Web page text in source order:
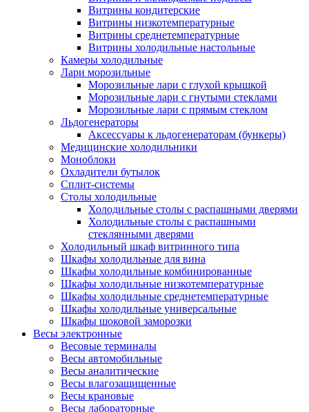
Витрины кондитерские
Витрины низкотемпературные
Витрины среднетемпературные
Витрины холодильные настольные
Камеры холодильные
Лари морозильные
Морозильные лари с глухой крышкой
Морозильные лари с гнутыми стеклами
Морозильные лари с прямым стеклом
Льдогенераторы
Аксессуары к льдогенераторам (бункеры)
Медицинские холодильники
Моноблоки
Охладители бутылок
Сплит-системы
Столы холодильные
Холодильные столы с распашными дверями
Холодильные столы с распашными
стеклянными дверями
Холодильный шкаф витринного типа
Шкафы холодильные для вина
Шкафы холодильные комбинированные
Шкафы холодильные низкотемпературные
Шкафы холодильные среднетемпературные
Шкафы холодильные универсальные
Шкафы шоковой заморозки
Весы электронные
Весовые терминалы
Весы автомобильные
Весы аналитические
Весы влагозащищенные
Весы крановые
Весы лабораторные